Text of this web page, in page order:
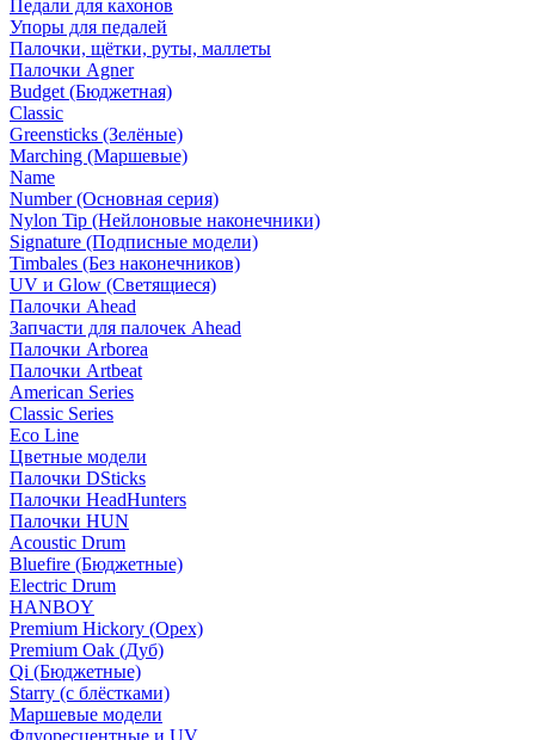
Педали для кахонов
Упоры для педалей
Палочки, щётки, руты, маллеты
Палочки Agner
Budget (Бюджетная)
Classic
Greensticks (Зелёные)
Marching (Маршевые)
Name
Number (Основная серия)
Nylon Tip (Нейлоновые наконечники)
Signature (Подписные модели)
Timbales (Без наконечников)
UV и Glow (Светящиеся)
Палочки Ahead
Запчасти для палочек Ahead
Палочки Arborea
Палочки Artbeat
American Series
Classic Series
Eco Line
Цветные модели
Палочки DSticks
Палочки HeadHunters
Палочки HUN
Acoustic Drum
Bluefire (Бюджетные)
Electric Drum
HANBOY
Premium Hickory (Орех)
Premium Oak (Дуб)
Qi (Бюджетные)
Starry (с блёстками)
Маршевые модели
Флуоресцентные и UV